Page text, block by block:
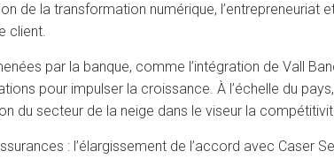
de la transformation numérique,
client.
par la banque, comme l’intégration de Vall
pour impulser la croissance. À l’échelle du
du secteur de la neige dans le viseur la
: l’élargissement de l’accord avec Caser